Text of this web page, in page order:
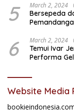
5 March 2, 2024
Bersepeda
6 March 2, 2024
Temui Ivar
Performa
Website Media